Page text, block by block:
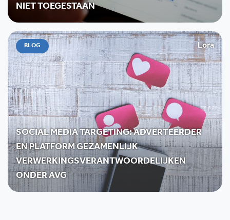
NIET TOEGESTAAN
BLOG Lora
SOCIAL MEDIA TARGETING: ADVERTEERDER
EN PLATFORM GEZAMENLIJK
VERWERKINGSVERANTWOORDELIJKEN
ONDER AVG